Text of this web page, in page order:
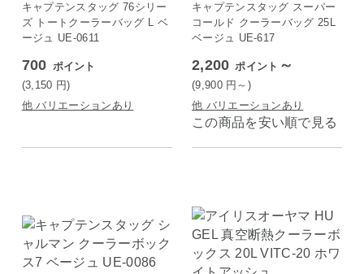
キャプテンスタッグ 76シリー
ズ トートクーラーバッグ L ベ
ージュ UE-0611
700 ポイント
(3,150 円)
他 バリエーションあり
キャプテンスタッグ スーパー
コールド クーラーバッグ 25L
ベージュ UE-617
2,200 ポイント ～
(9,900 円 ～)
他 バリエーションあり
この商品を安い順で見る